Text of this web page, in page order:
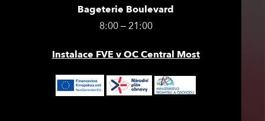
Bageterie Boulevard
8:00 – 21:00
Instalace FVE v OC Central Most